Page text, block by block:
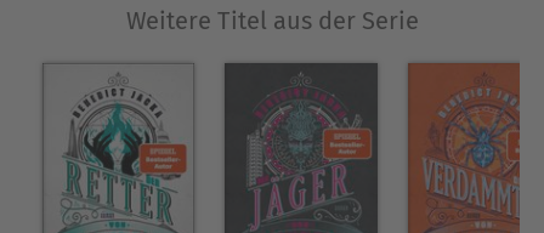
bis zu seiner ersten Veröffentlichung vergingen
noch sieben Jahre. Er betreibt Kampfsport und ist
ein guter Tänzer. In seiner Freizeit fährt er
außerdem gerne Skateboard und spielt
Brettspiele.
Ausblenden
Weitere Titel aus der Serie